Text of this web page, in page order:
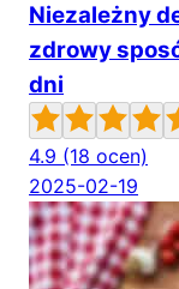
Niezależny
zdrowy
dni
4.9 (18 ocen)
2025-02-19